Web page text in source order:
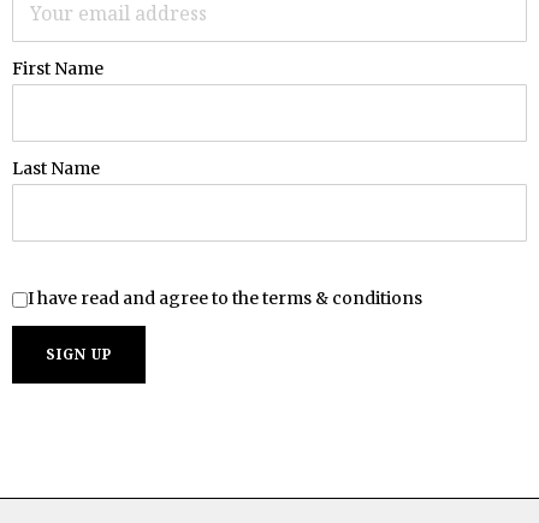
First Name
Last Name
I have read and agree to the terms & conditions